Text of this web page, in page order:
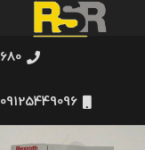
09125449096